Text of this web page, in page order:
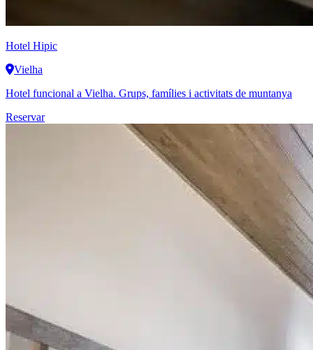
Hotel Hipic
Vielha
Hotel funcional a Vielha. Grups, famílies i activitats de muntanya
Reservar